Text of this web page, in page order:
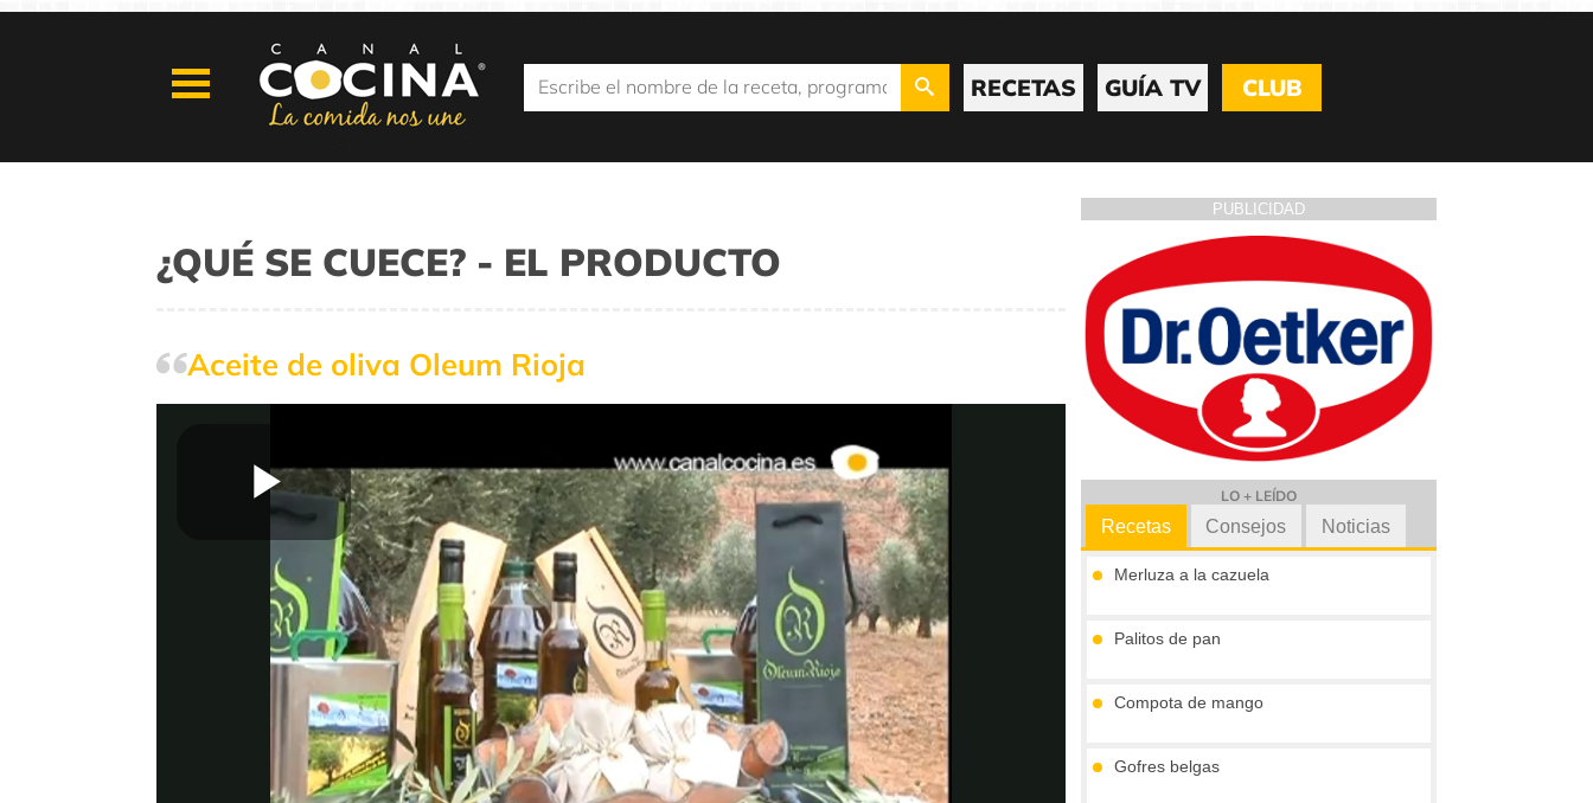
RECETAS GUÍA TV CLUB
¿QUÉ SE CUECE? - EL PRODUCTO
Aceite de oliva Oleum Rioja
Play
Video
PUBLICIDAD
LO + LEÍDO
Recetas
Merluza a la cazuela
Palitos de pan
Compota de mango
Gofres belgas
Consejos Noticias